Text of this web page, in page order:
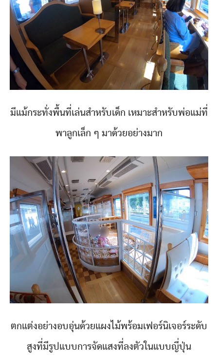
มีแม้กระทั่งพื้นที่เล่นสำหรับเด็ก เหมาะสำหรับพ่อแม่ที่
พาลูกเล็ก ๆ มาด้วยอย่างมาก
ตกแต่งอย่างอบอุ่นด้วยแผงไม้พร้อมเฟอร์นิเจอร์ระดับ
สูงที่มีรูปแบบการจัดแสงที่ลงตัวในแบบญี่ปุ่น